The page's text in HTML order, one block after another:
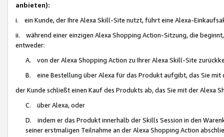
anbieten):
i. ein Kunde, der Ihre Alexa Skill-Site nutzt, führt eine Alexa-
ii. während einer einzigen Alexa Shopping Action-Sitzung, die
entweder:
A. von der Alexa Shopping Action zu Ihrer Alexa Skill-Site
B. eine Bestellung über Alexa für das Produkt aufgibt, das Sie mit
der Kunde schließt einen Kauf des Produkts ab, das Sie mit der Alexa
C. über Alexa, oder
D. indem er das Produkt innerhalb der Skills Session in den
seiner erstmaligen Teilnahme an der Alexa Shopping Action